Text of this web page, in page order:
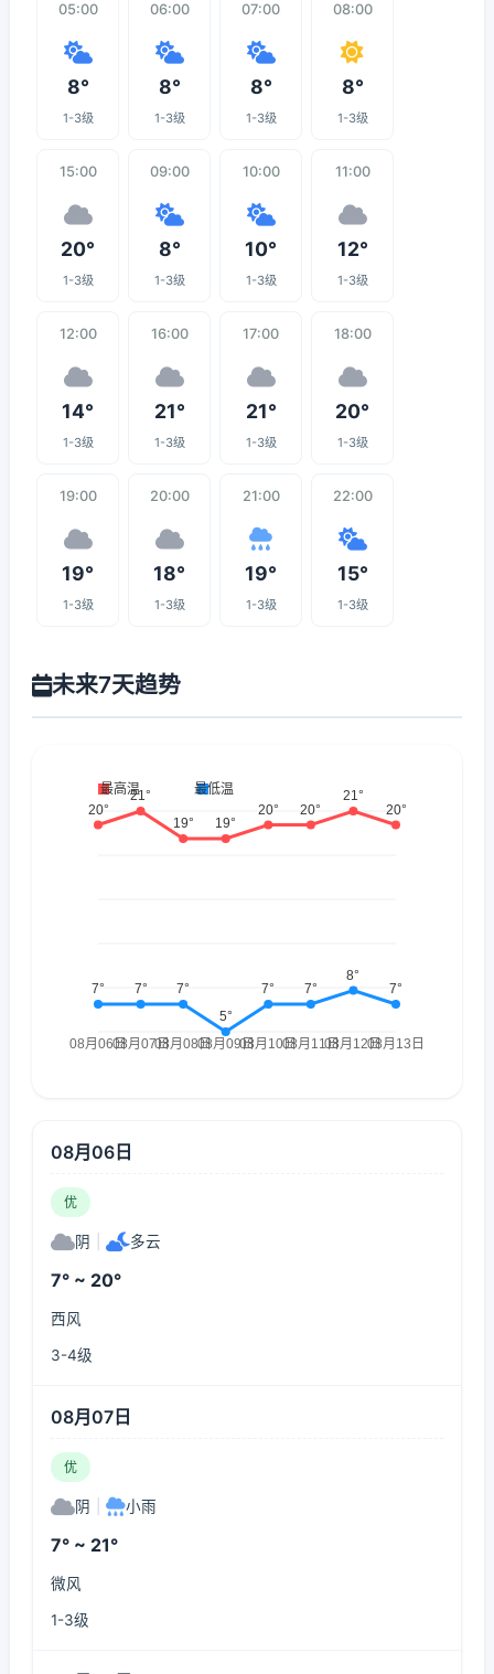
05:00
8°
1-3级
06:00
8°
1-3级
07:00
8°
1-3级
08:00
8°
1-3级
15:00
20°
1-3级
09:00
8°
1-3级
10:00
10°
1-3级
11:00
12°
1-3级
12:00
14°
1-3级
16:00
21°
1-3级
17:00
21°
1-3级
18:00
20°
1-3级
19:00
19°
1-3级
20:00
18°
1-3级
21:00
19°
1-3级
22:00
15°
1-3级
未来7天趋势
08月06日
优
阴 多云
7° ~ 20°
西风
3-4级
08月07日
优
阴 小雨
7° ~ 21°
微风
1-3级